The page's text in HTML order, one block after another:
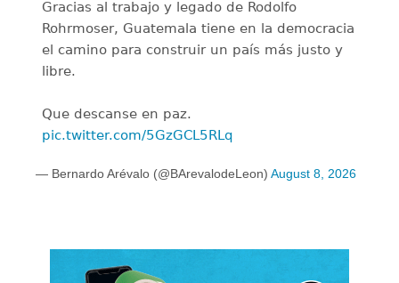
Gracias al trabajo y legado de Rodolfo
Rohrmoser, Guatemala tiene en la democracia
el camino para construir un país más justo y
libre.
Que descanse en paz.
pic.twitter.com/5GzGCL5RLq
— Bernardo Arévalo (@BArevalodeLeon) August 8, 2026